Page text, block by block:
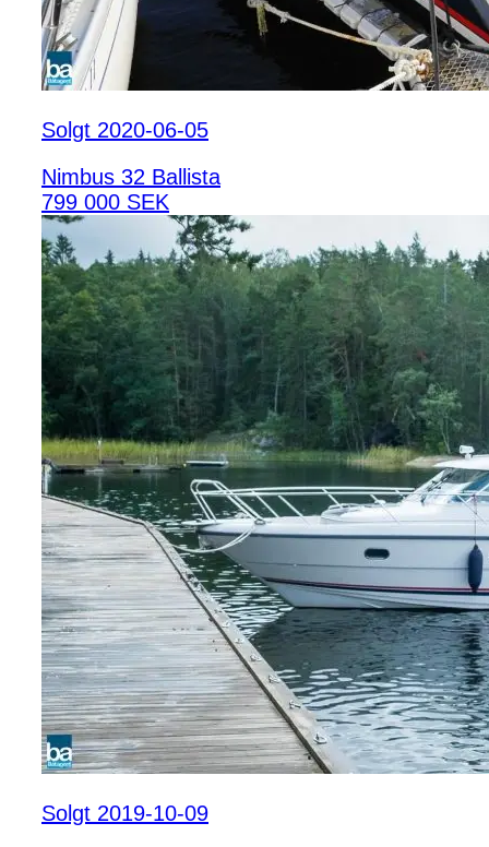
Solgt 2020-06-05
Nimbus 32 Ballista
799 000 SEK
Solgt 2019-10-09